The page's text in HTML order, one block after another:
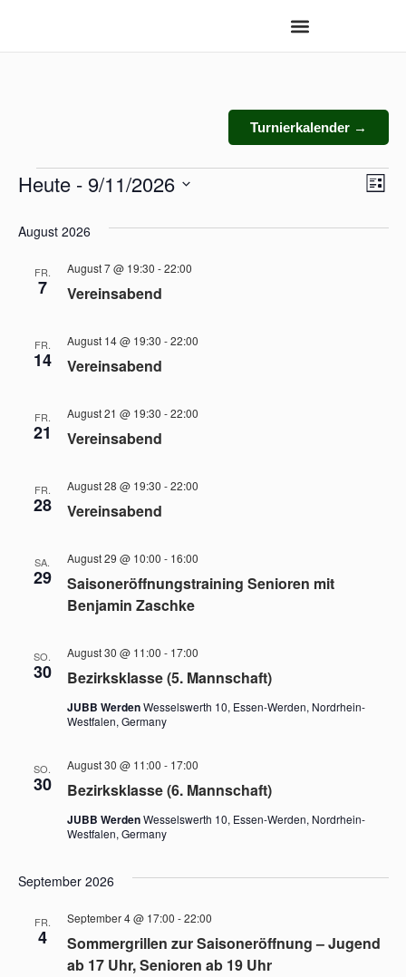
Turnierkalender →
Liste
Heute - 9/11/2026
August 2026
FR.
7 Vereinsabend
August 7 @ 19:30 -22:00
FR.
14 Vereinsabend
August 14 @ 19:30 -22:00
FR.
21 Vereinsabend
August 21 @ 19:30 -22:00
FR.
28 Vereinsabend
August 28 @ 19:30 -22:00
SA.
29
Saisoneröffnungstraining Senioren mit
Benjamin Zaschke
August 29 @ 10:00 - 16:00
SO.
30 Bezirksklasse (5. Mannschaft)
August 30 @ 11:00 - 17:00
JUBB WerdenWesselswerth 10, Essen-Werden, Nordrhein-
Westfalen, Germany
SO.
30 Bezirksklasse (6. Mannschaft)
August 30 @ 11:00 - 17:00
JUBB WerdenWesselswerth 10, Essen-Werden, Nordrhein-
Westfalen, Germany
September 2026
FR.
4
Sommergrillen zur Saisoneröffnung – Jugend
ab 17 Uhr, Senioren ab 19 Uhr
September 4 @ 17:00 -22:00